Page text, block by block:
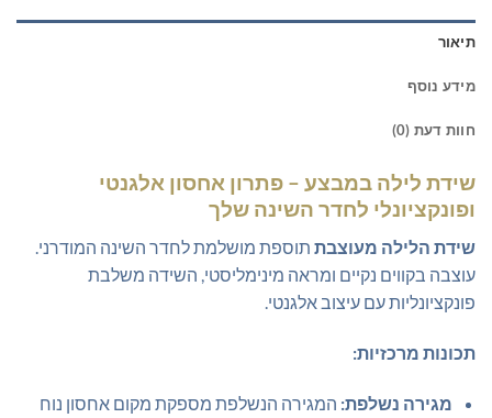
תיאור
מידע נוסף
חוות דעת (0)
שידת לילה במבצע – פתרון אחסון אלגנטי
ופונקציונלי לחדר השינה שלך
שידת הלילה מעוצבת תוספת מושלמת לחדר השינה המודרני.
עוצבה בקווים נקיים ומראה מינימליסטי, השידה משלבת
פונקציונליות עם עיצוב אלגנטי.
תכונות מרכזיות:
מגירה נשלפת: המגירה הנשלפת מספקת מקום אחסון נוח